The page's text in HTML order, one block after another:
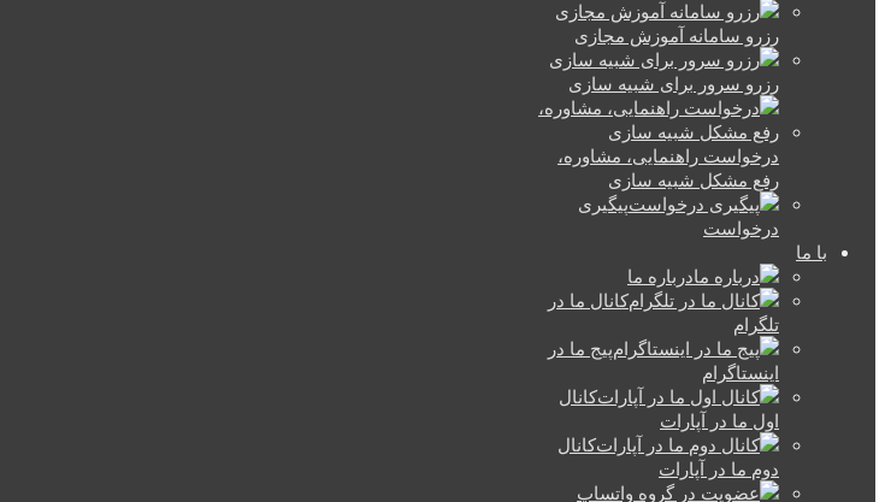
رزرو سامانه آموزش مجازی
رزرو سرور برای شبیه سازی
درخواست راهنمایی، مشاوره،
رفع مشکل شبیه سازی
پیگیری
درخواست
با ما
درباره ما
کانال ما در
تلگرام
پیج ما در
اینستاگرام
کانال
اول ما در آپارات
کانال
دوم ما در آپارات